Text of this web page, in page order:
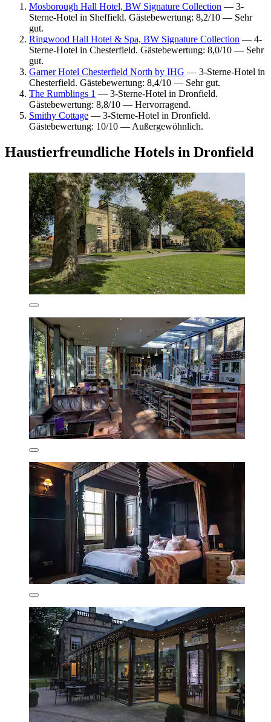
Mosborough Hall Hotel, BW Signature Collection — 3-
Sterne-Hotel in Sheffield. Gästebewertung: 8,2/10 — Sehr
gut.
Ringwood Hall Hotel & Spa, BW Signature Collection — 4-
Sterne-Hotel in Chesterfield. Gästebewertung: 8,0/10 — Sehr
gut.
Garner Hotel Chesterfield North by IHG — 3-Sterne-Hotel in
Chesterfield. Gästebewertung: 8,4/10 — Sehr gut.
The Rumblings 1 — 3-Sterne-Hotel in Dronfield.
Gästebewertung: 8,8/10 — Hervorragend.
Smithy Cottage — 3-Sterne-Hotel in Dronfield.
Gästebewertung: 10/10 — Außergewöhnlich.
Haustierfreundliche Hotels in Dronfield